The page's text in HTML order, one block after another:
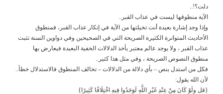
دلت؟!..
الآية منطوقها ليست في عذاب القبر..
وإذا وجد إشارة بعيدة أنت تخيلتها من الآية في إنكار عذاب القبر، فمنطوق
الأحاديث المتواترة الكثيرة الصريحة التي في الصحيحين وفي دواوين السنة تثبت
عذاب القبر ، ولا يوجد عالم معتبر يأخذ الدلالات الخفية البعيدة فيعارض بها
منطوق النصوص الصريحة ، وفي مثل هذا كثير..
فكل من استدل بنص – بأي دلالة من الدلالات – تخالف المنطوق فالاستدلال خطأ..
لأن الله يقول:
{قل ولَوْ كَانَ مِنْ عِنْدِ غَيْرِ اللَّهِ لَوَجَدُوا فِيهِ اخْتِلَافًا كَثِيرًا}